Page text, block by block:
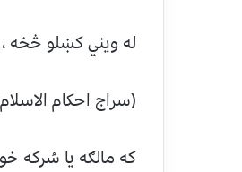
له ويني کښلو څخه
(سراج احکام
که مالګه يا سُرکه